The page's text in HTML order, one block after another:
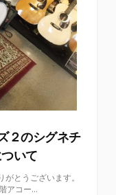
２のシグネチ
ついて
とうございます。
アコー...